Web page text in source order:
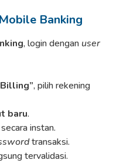
Banking
, login dengan user
, pilih rekening
baru.
instan.
transaksi.
tervalidasi.